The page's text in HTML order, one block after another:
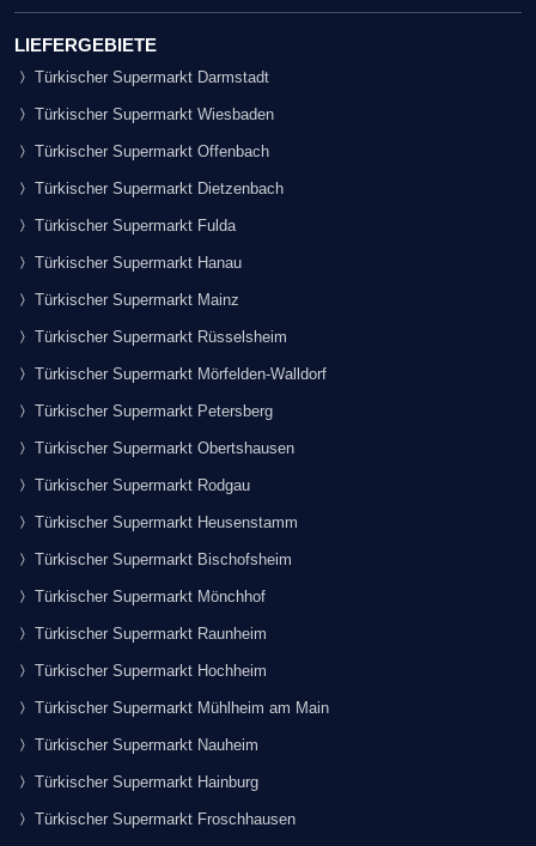
LIEFERGEBIETE
Türkischer Supermarkt Darmstadt
Türkischer Supermarkt Wiesbaden
Türkischer Supermarkt Offenbach
Türkischer Supermarkt Dietzenbach
Türkischer Supermarkt Fulda
Türkischer Supermarkt Hanau
Türkischer Supermarkt Mainz
Türkischer Supermarkt Rüsselsheim
Türkischer Supermarkt Mörfelden-Walldorf
Türkischer Supermarkt Petersberg
Türkischer Supermarkt Obertshausen
Türkischer Supermarkt Rodgau
Türkischer Supermarkt Heusenstamm
Türkischer Supermarkt Bischofsheim
Türkischer Supermarkt Mönchhof
Türkischer Supermarkt Raunheim
Türkischer Supermarkt Hochheim
Türkischer Supermarkt Mühlheim am Main
Türkischer Supermarkt Nauheim
Türkischer Supermarkt Hainburg
Türkischer Supermarkt Froschhausen